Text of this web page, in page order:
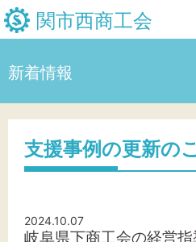
関市西商工会
事業者・創
新着情報
支援事例の更新の
2024.10.07
岐阜県下商工会の経営